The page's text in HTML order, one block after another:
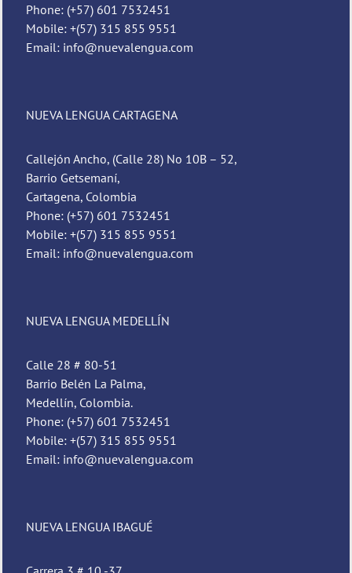
Phone: (+57) 601 7532451
Mobile: +(57) 315 855 9551
Email: info@nuevalengua.com
NUEVA LENGUA CARTAGENA
Callejón Ancho, (Calle 28) No 10B – 52,
Barrio Getsemaní,
Cartagena, Colombia
Phone: (+57) 601 7532451
Mobile: +(57) 315 855 9551
Email: info@nuevalengua.com
NUEVA LENGUA MEDELLÍN
Calle 28 # 80-51
Barrio Belén La Palma,
Medellín, Colombia.
Phone: (+57) 601 7532451
Mobile: +(57) 315 855 9551
Email: info@nuevalengua.com
NUEVA LENGUA IBAGUÉ